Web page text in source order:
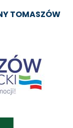
TOMASZÓW